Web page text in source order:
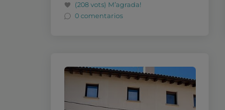
(208 vots) M’agrada!
0 comentarios